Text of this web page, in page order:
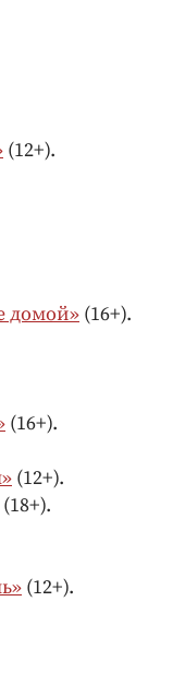
(12+).
домой» (16+).
(16+).
(12+).
(18+).
(12+).